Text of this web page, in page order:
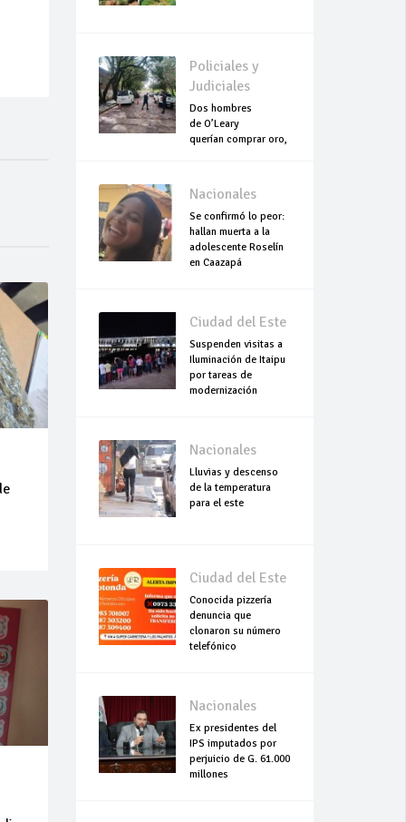
Policiales y
Judiciales
Dos hombres
de O’Leary
querían comprar oro,
Nacionales
Se confirmó lo peor:
hallan muerta a la
adolescente Roselín
en Caazapá
Ciudad del Este
Suspenden visitas a
Iluminación de Itaipu
por tareas de
modernización
Nacionales
Lluvias y descenso
de la temperatura
para el este
Ciudad del Este
Conocida pizzería
denuncia que
clonaron su número
telefónico
Nacionales
Ex presidentes del
IPS imputados por
perjuicio de G. 61.000
millones